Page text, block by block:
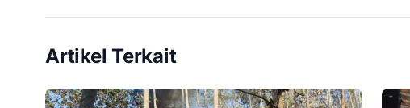
Artikel Terkait